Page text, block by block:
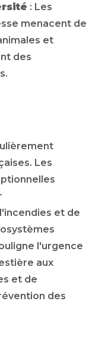
: Les
menacent de
et
des
Les
et de
l'urgence
aux
et de
des